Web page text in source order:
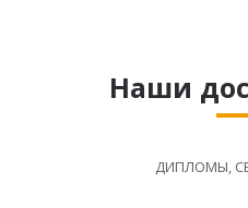
Наши
ДИПЛОМЫ,